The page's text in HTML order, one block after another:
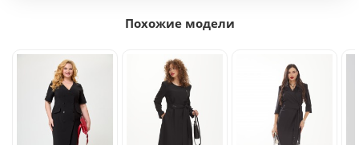
Похожие модели